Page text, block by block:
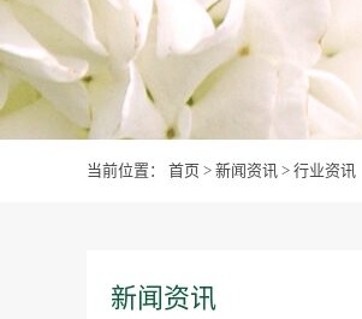
当前位置： 首页 > 新闻资讯 > 行业资讯
新闻资讯